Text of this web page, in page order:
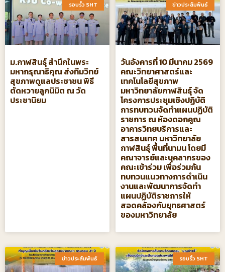
รอบรั้ว SHT​
ม.กาฬสินธุ์ สำนึกในพระ
มหากรุณาธิคุณ ส่งทีมวิทย์
สุขภาพดูแลประชาชน พิธี
ตัดหวายลูกนิมิต ณ วัด
ประชานิยม
ข่าวประสัมพันธ์​
วันอังคารที่ 10 มีนาคม 2569
คณะวิทยาศาสตร์และ
เทคโนโลยีสุขภาพ
มหาวิทยาลัยกาฬสินธุ์ จัด
โครงการประชุมเชิงปฏิบัติ
การทบทวนจัดทําแผนปฏิบัติ
ราชการ ณ ห้องดอกคูณ
อาคารวิทยบริการและ
สารสนเทศ มหาวิทยาลัย
กาฬสินธุ์ พื้นที่นามน โดยมี
คณาจารย์และบุคลากรของ
คณะเข้าร่วม เพื่อร่วมกัน
ทบทวนแนวทางการดำเนิน
งานและพัฒนาการจัดทำ
แผนปฏิบัติราชการให้
สอดคล้องกับยุทธศาสตร์
ของมหาวิทยาลัย
ข่าวประสัมพันธ์​ รอบรั้ว SHT​